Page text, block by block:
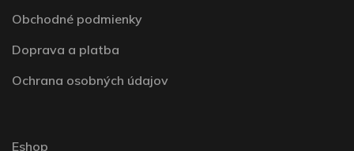
Obchodné podmienky
Doprava a platba
Ochrana osobných údajov
Eshop